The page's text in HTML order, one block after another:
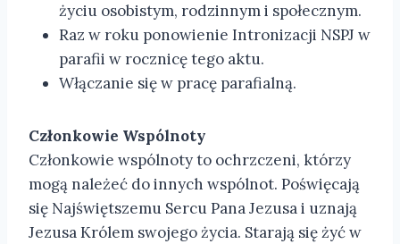
życiu osobistym, rodzinnym i społecznym.
Raz w roku ponowienie Intronizacji NSPJ w
parafii w rocznicę tego aktu.
Włączanie się w pracę parafialną.
Członkowie Wspólnoty
Członkowie wspólnoty to ochrzczeni, którzy
mogą należeć do innych wspólnot. Poświęcają
się Najświętszemu Sercu Pana Jezusa i uznają
Jezusa Królem swojego życia. Starają się żyć w